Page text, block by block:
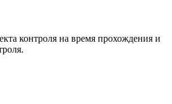
контроля на время прохождения и